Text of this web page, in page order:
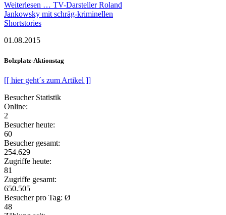
Weiterlesen … TV-Darsteller Roland
Jankowsky mit schräg-kriminellen
Shortstories
01.08.2015
Bolzplatz-Aktionstag
[[ hier geht´s zum Artikel ]]
Besucher Statistik
Online:
2
Besucher heute:
60
Besucher gesamt:
254.629
Zugriffe heute:
81
Zugriffe gesamt:
650.505
Besucher pro Tag: Ø
48